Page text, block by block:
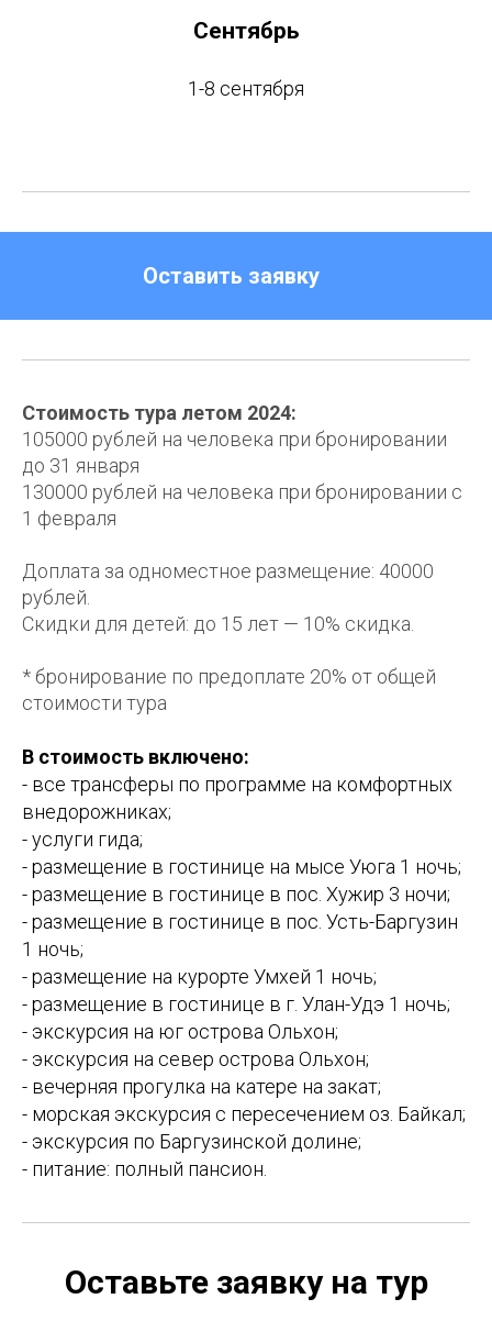
Сентябрь
1-8 сентября
Оставить заявку
Стоимость тура летом 2024:
105000 рублей на человека при бронировании
до 31 января
130000 рублей на человека при бронировании с
1 февраля
Доплата за одноместное размещение: 40000
рублей.
Скидки для детей: до 15 лет — 10% скидка.
* бронирование по предоплате 20% от общей
стоимости тура
В стоимость включено:
- все трансферы по программе на комфортных
внедорожниках;
- услуги гида;
- размещение в гостинице на мысе Уюга 1 ночь;
- размещение в гостинице в пос. Хужир 3 ночи;
- размещение в гостинице в пос. Усть-Баргузин
1 ночь;
- размещение на курорте Умхей 1 ночь;
- размещение в гостинице в г. Улан-Удэ 1 ночь;
- экскурсия на юг острова Ольхон;
- экскурсия на север острова Ольхон;
- вечерняя прогулка на катере на закат;
- морская экскурсия с пересечением оз. Байкал;
- экскурсия по Баргузинской долине;
- питание: полный пансион.
Оставьте заявку на тур